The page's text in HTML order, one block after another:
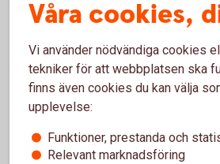
"När lönen
direkt över10%
sparkonto.Gör
månad tills du
ihop ungefär 2
efter skatt."
Våra cookies,
Vi använder nödvändiga cookies
tekniker för att webbplatsen ska
finns även cookies du kan välja
upplevelse:
Funktioner, prestanda och
Relevant marknadsföring